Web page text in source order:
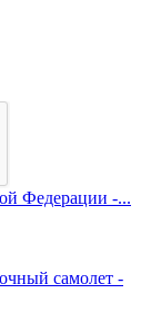
Федерации -...